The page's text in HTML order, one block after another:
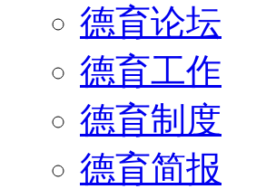
德育论坛
德育工作
德育制度
德育简报